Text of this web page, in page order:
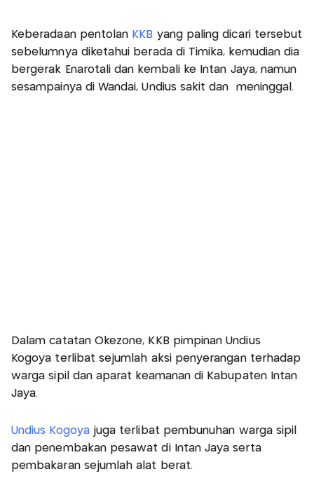
Keberadaan pentolan KKB yang paling dicari tersebut
sebelumnya diketahui berada di Timika, kemudian dia
bergerak Enarotali dan kembali ke Intan Jaya, namun
sesampainya di Wandai, Undius sakit dan ​​​​​ meninggal.
Dalam catatan Okezone, KKB pimpinan Undius
Kogoya terlibat sejumlah aksi penyerangan terhadap
warga sipil dan aparat keamanan di Kabupaten Intan
Jaya.
Undius Kogoya juga terlibat pembunuhan warga sipil
dan penembakan pesawat di Intan Jaya serta
pembakaran sejumlah alat berat.